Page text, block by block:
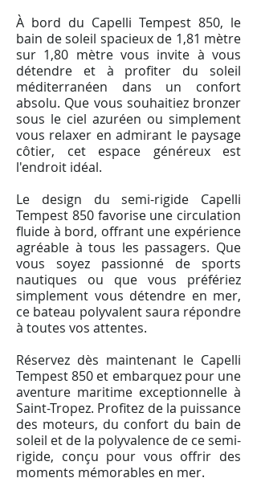
À bord du Capelli Tempest 850, le
bain de soleil spacieux de 1,81 mètre
sur 1,80 mètre vous invite à vous
détendre et à profiter du soleil
méditerranéen dans un confort
absolu. Que vous souhaitiez bronzer
sous le ciel azuréen ou simplement
vous relaxer en admirant le paysage
côtier, cet espace généreux est
l'endroit idéal.
Le design du semi-rigide Capelli
Tempest 850 favorise une circulation
fluide à bord, offrant une expérience
agréable à tous les passagers. Que
vous soyez passionné de sports
nautiques ou que vous préfériez
simplement vous détendre en mer,
ce bateau polyvalent saura répondre
à toutes vos attentes.
Réservez dès maintenant le Capelli
Tempest 850 et embarquez pour une
aventure maritime exceptionnelle à
Saint-Tropez. Profitez de la puissance
des moteurs, du confort du bain de
soleil et de la polyvalence de ce semi-
rigide, conçu pour vous offrir des
moments mémorables en mer.